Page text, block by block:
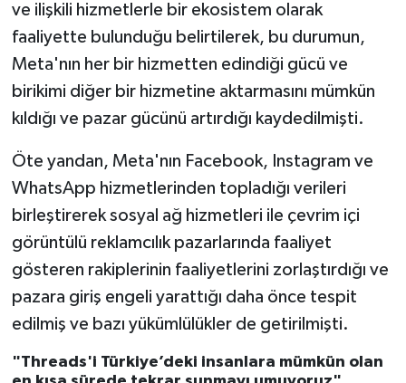
ve ilişkili hizmetlerle bir ekosistem olarak
faaliyette bulunduğu belirtilerek, bu durumun,
Meta'nın her bir hizmetten edindiği gücü ve
birikimi diğer bir hizmetine aktarmasını mümkün
kıldığı ve pazar gücünü artırdığı kaydedilmişti.
Öte yandan, Meta'nın Facebook, Instagram ve
WhatsApp hizmetlerinden topladığı verileri
birleştirerek sosyal ağ hizmetleri ile çevrim içi
görüntülü reklamcılık pazarlarında faaliyet
gösteren rakiplerinin faaliyetlerini zorlaştırdığı ve
pazara giriş engeli yarattığı daha önce tespit
edilmiş ve bazı yükümlülükler de getirilmişti.
"Threads'i Türkiye’deki insanlara mümkün olan
Karabük Müftülüğü
Kars Müftülüğü
Kastamonu Müftülüğü
Kayseri Müftülüğü
Kilis Müftülüğü
Kırıkkale Müftülüğü
Kırklareli Müftülüğü